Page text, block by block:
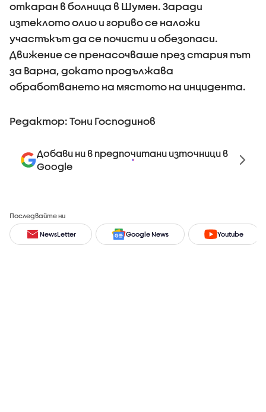
откаран в болница в Шумен. Заради
изтеклото олио и гориво се наложи
участъкът да се почисти и обезопаси.
Движение се пренасочваше през стария път
за Варна, докато продължава
обработването на мястото на инцидента.
Редактор: Тони Господинов
Добави ни в предпочитани източници в
Google
Последвайте ни
NewsLetter Google News Youtube